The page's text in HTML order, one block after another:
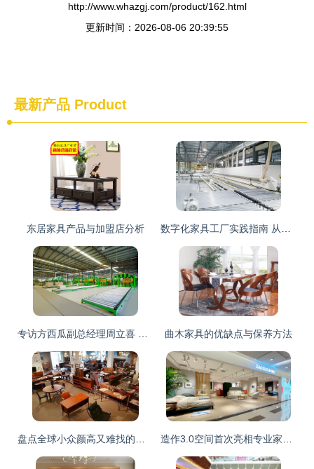
http://www.whazgj.com/product/162.html
更新时间：2026-08-06 20:39:55
最新产品 Product
东居家具产品与加盟店分析
曲木家具的优缺点与保养方法